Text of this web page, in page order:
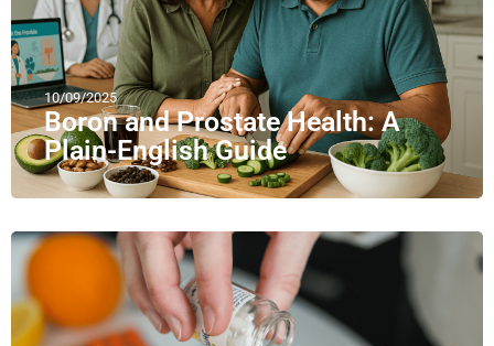
10/09/2025
Boron and Prostate Health: A
Plain-English Guide